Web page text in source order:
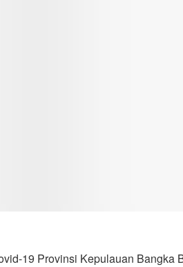
19 Provinsi Kepulauan Bangka